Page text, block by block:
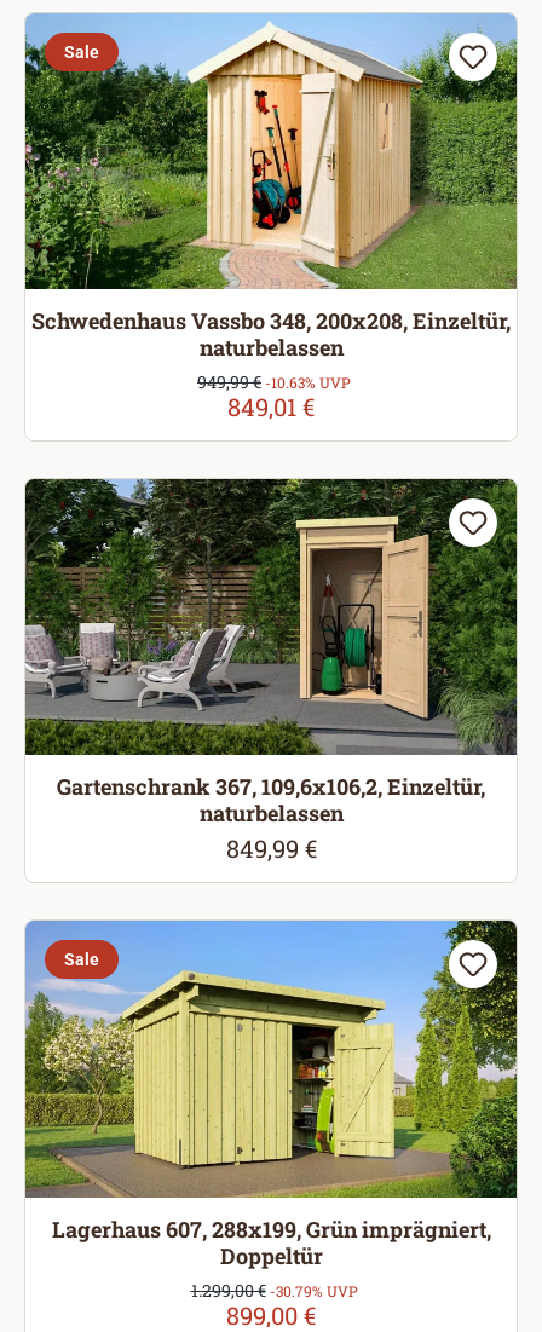
Sale
Schwedenhaus Vassbo 348, 200x208, Einzeltür,
naturbelassen
Verkaufspreis:
849,01 €
Regulärer Preis:
949,99 € -10.63% UVP
Gartenschrank 367, 109,6x106,2, Einzeltür,
naturbelassen
Regulärer Preis:
849,99 €
Sale
Lagerhaus 607, 288x199, Grün imprägniert,
Doppeltür
Verkaufspreis:
899,00 €
Regulärer Preis:
1.299,00 € -30.79% UVP